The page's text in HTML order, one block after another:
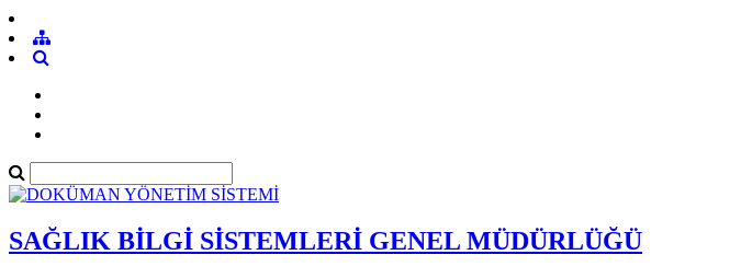
SAĞLIK BİLGİ SİSTEMLERİ GENEL MÜDÜRLÜĞÜ